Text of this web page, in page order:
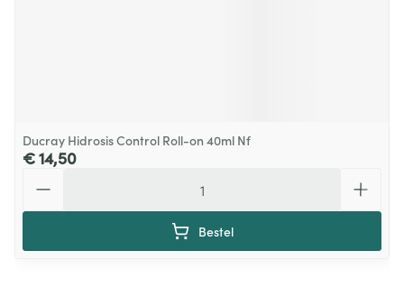
Ducray Hidrosis Control Roll-on 40ml Nf
€ 14,50
Bestel